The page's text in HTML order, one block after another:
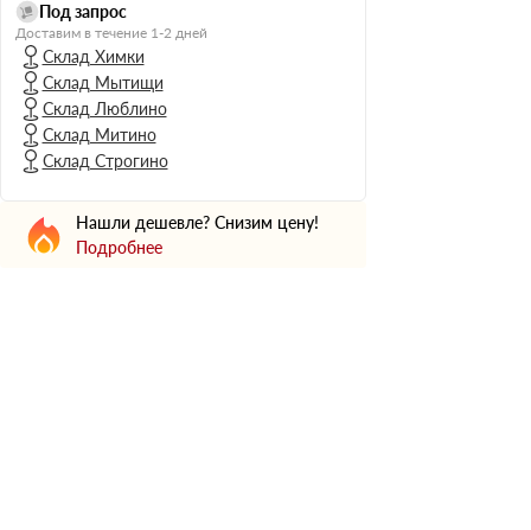
Д Оптима
В Оптима
Д Стандарт
Н Экстра
Применение
Для пола
Под запрос
Доставим в течение 1-2 дней
Склад Химки
Склад Мытищи
Склад Люблино
Склад Митино
Склад Строгино
Нашли дешевле? Снизим цену!
Подробнее